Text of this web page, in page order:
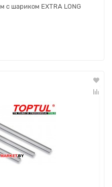
шариком EXTRA LONG